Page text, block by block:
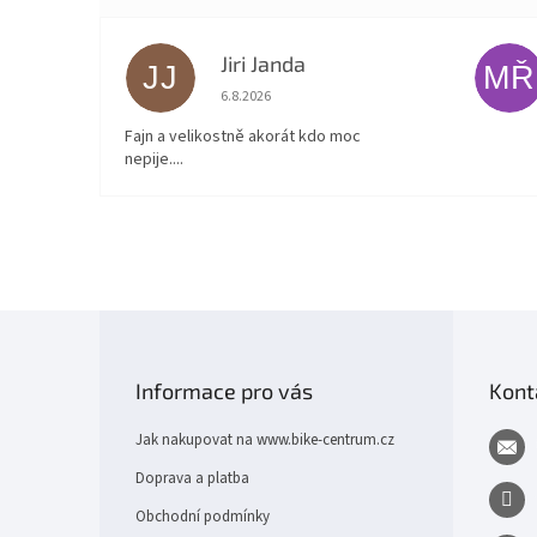
JJ Jiri Janda
Hodnocení obchodu je 5 z 5 hvězdiček.
6.8.2026
Fajn a velikostně akorát kdo moc
nepije....
MŘ
Informace pro vás
Jak nakupovat na www.bike-centrum.cz
Doprava a platba
Obchodní podmínky